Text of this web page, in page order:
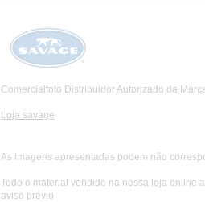
Comercialfoto Distribuidor Autorizado da
Loja savage
As imagens apresentadas podem não
Todo o material vendido na nossa loja online
aviso prévio